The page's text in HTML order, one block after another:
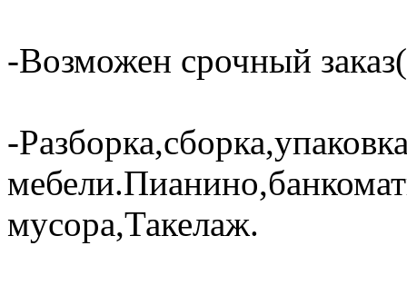
-Возможен срочный
-
мусора,Такелаж.